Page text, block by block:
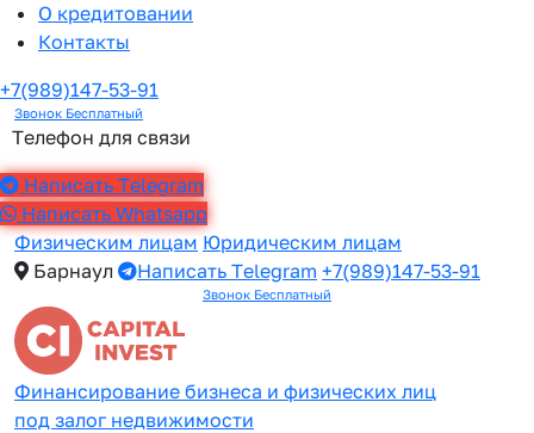
О кредитовании
Контакты
+7(989)147-53-91
Звонок Бесплатный
Телефон для связи
Написать Telegram
Написать Whatsapp
Физическим лицам Юридическим лицам
Барнаул
Написать Telegram +7(989)147-53-91
Звонок Бесплатный
Финансирование бизнеса и физических лиц
под залог недвижимости